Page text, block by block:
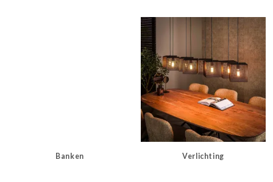
Banken Verlichting